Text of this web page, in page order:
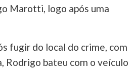
Marotti, logo após uma
fugir do local do crime, com
Rodrigo bateu com o veículo